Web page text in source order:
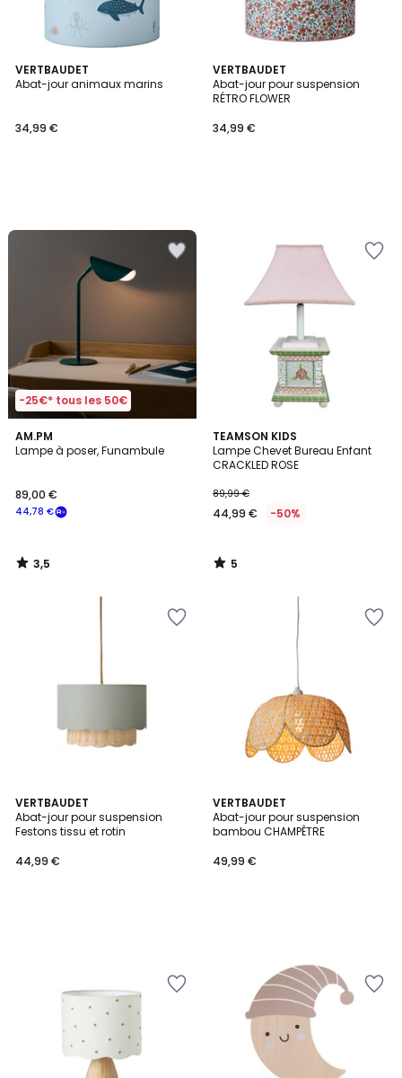
VERTBAUDET
Abat-jour animaux marins
34,99 €
VERTBAUDET
Abat-jour pour suspension
RÉTRO FLOWER
34,99 €
-25€* tous les 50€
AM.PM
Lampe à poser, Funambule
44,78 €
89,00 €
3,5
/ 5
3,5
/
TEAMSON KIDS
Lampe Chevet Bureau Enfant
CRACKLED ROSE
89,99 €
44,99 € -50%
5
/
5
5
/
VERTBAUDET
Abat-jour pour suspension
Festons tissu et rotin
44,99 €
VERTBAUDET
Abat-jour pour suspension
bambou CHAMPÊTRE
49,99 €